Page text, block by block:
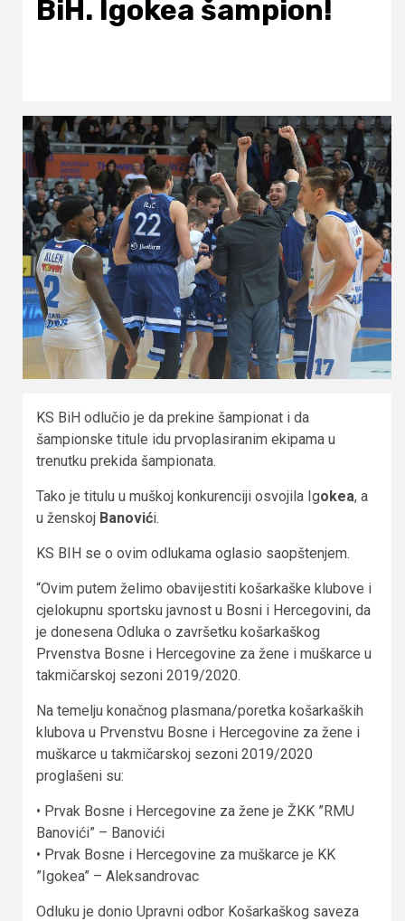
BiH. Igokea šampion!
KS BiH odlučio je da prekine šampionat i da
šampionske titule idu prvoplasiranim ekipama u
trenutku prekida šampionata.
Tako je titulu u muškoj konkurenciji osvojila Igokea, a
u ženskoj Banovići.
KS BIH se o ovim odlukama oglasio saopštenjem.
“Ovim putem želimo obavijestiti košarkaške klubove i
cjelokupnu sportsku javnost u Bosni i Hercegovini, da
je donesena Odluka o završetku košarkaškog
Prvenstva Bosne i Hercegovine za žene i muškarce u
takmičarskoj sezoni 2019/2020.
Na temelju konačnog plasmana/poretka košarkaških
klubova u Prvenstvu Bosne i Hercegovine za žene i
muškarce u takmičarskoj sezoni 2019/2020
proglašeni su:
• Prvak Bosne i Hercegovine za žene je ŽKK ”RMU
Banovići” – Banovići
• Prvak Bosne i Hercegovine za muškarce je KK
”Igokea” – Aleksandrovac
Odluku je donio Upravni odbor Košarkaškog saveza